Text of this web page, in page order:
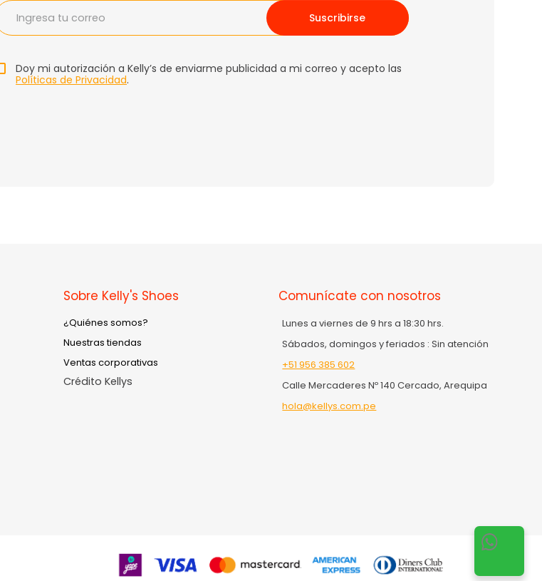
Suscribirse
Doy mi autorización a Kelly’s de enviarme publicidad a mi correo y acepto las
Políticas de Privacidad.
Sobre Kelly's Shoes
¿Quiénes somos?
Nuestras tiendas
Ventas corporativas
Crédito Kellys
Comunícate con nosotros
Lunes a viernes de 9 hrs a 18:30 hrs.
Sábados, domingos y feriados : Sin atención
+51 956 385 602
Calle Mercaderes Nº 140 Cercado, Arequipa
hola@kellys.com.pe